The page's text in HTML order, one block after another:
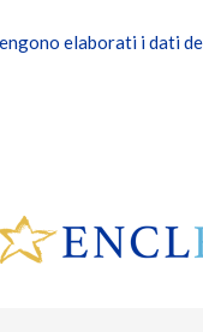
elaborati i dati